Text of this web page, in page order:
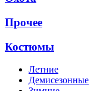
Прочее
Костюмы
Летние
Демисезонные